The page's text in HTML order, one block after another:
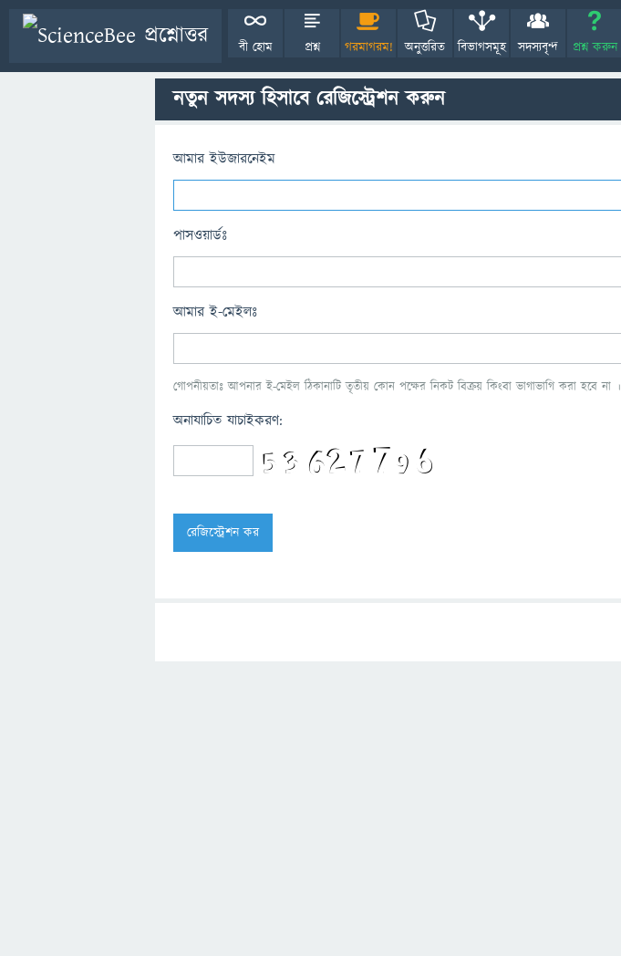
বী হোম প্রশ্ন গরমাগরম! অনুত্তরিত বিভাগসমূহ সদস্যবৃন্দ প্রশ্ন করুন
নতুন সদস্য হিসাবে রেজিস্ট্রেশন করুন
আমার ইউজারনেইম
পাসওয়ার্ডঃ
আমার ই-মেইলঃ
গোপনীয়তাঃ আপনার ই-মেইল ঠিকানাটি তৃতীয় কোন পক্ষের নিকট বিক্রয় কিংবা ভাগাভাগি করা হবে না ।
অনাযাচিত যাচাইকরণ: